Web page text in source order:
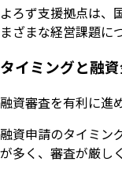
よろず支援拠点は、
まざまな経営課題に
タイミングと融
融資審査を有利に進
融資申請のタイミン
が多く、審査が厳し